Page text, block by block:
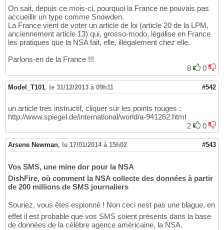
On sait, depuis ce mois-ci, pourquoi la France ne pouvais pas
accueillir un type comme Snowden.
La France vient de voter un article de loi (article 20 de la LPM,
anciennement article 13) qui, grosso-modo, légalise en France
les pratiques que la NSA fait, elle, illégalement chez elle.
Parlons-en de la France !!!
8
0
Model_T101, le 31/12/2013 à 09h11 #542
un article tres instructif, cliquer sur les points rouges :
http://www.spiegel.de/international/world/a-941262.html
2
0
Arsene Newman, le 17/01/2014 à 15h02 #543
Vos SMS, une mine dor pour la NSA
DishFire, où comment la NSA collecte des données à partir
de 200 millions de SMS journaliers
Souriez, vous êtes espionné ! Non ceci nest pas une blague, en
effet il est probable que vos SMS soient présents dans la base
de données de la célèbre agence américaine, la NSA.